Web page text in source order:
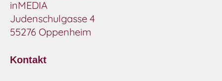
inMEDIA
Judenschulgasse 4
55276 Oppenheim
Kontakt